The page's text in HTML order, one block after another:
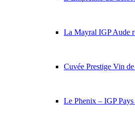
La Mayral IGP Aude
Cuvée Prestige Vin
Le Phenix – IGP